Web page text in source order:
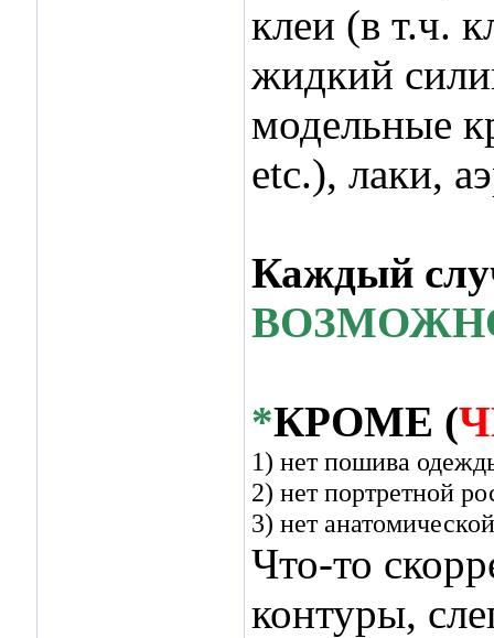
клеи (в т.ч.
жидкий
модельные
etc.), лаки,
Каждый
*КРОМЕ (
1) нет пошива
2) нет портретной
3) нет
Что-то
контуры,